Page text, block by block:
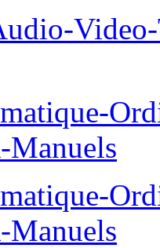
Manuels
Manuels